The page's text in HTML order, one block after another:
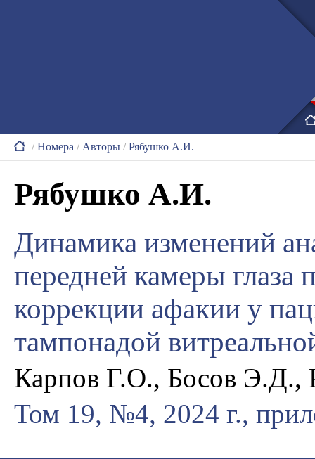
/Номера / Авторы /Рябушко А.И.
Рябушко А.И.
Динамика изменений
передней камеры глаза
коррекции афакии у
тампонадой
Карпов Г.О., Босов
Том 19, №4, 2024 г.,